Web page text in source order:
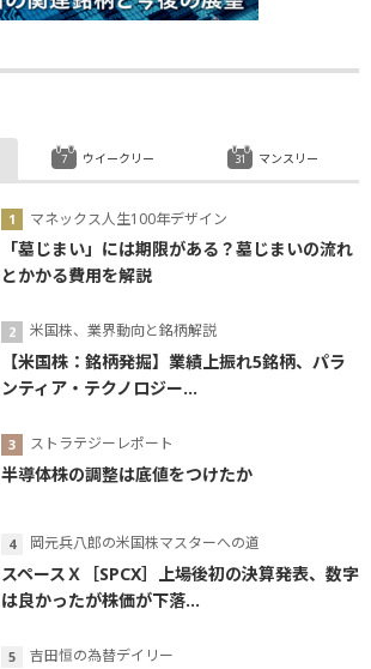
マネックス人生100年デザイン
「墓じまい」には期限がある？墓じまいの流れ
とかかる費用を解説
米国株、業界動向と銘柄解説
【米国株：銘柄発掘】業績上振れ5銘柄、パラ
ンティア・テクノロジー...
ストラテジーレポート
半導体株の調整は底値をつけたか
岡元兵八郎の米国株マスターへの道
スペースＸ［SPCX］上場後初の決算発表、数字
は良かったが株価が下落...
吉田恒の為替デイリー
ウイークリー マンスリー